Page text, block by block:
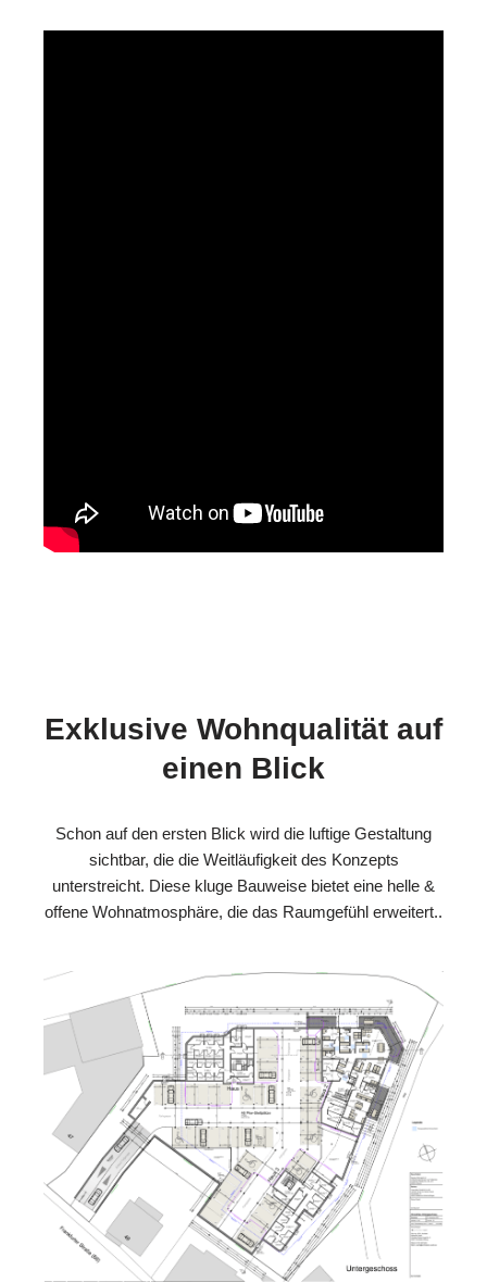
Exklusive Wohnqualität auf
einen Blick
Schon auf den ersten Blick wird die luftige Gestaltung
sichtbar, die die Weitläufigkeit des Konzepts
unterstreicht. Diese kluge Bauweise bietet eine helle &
offene Wohnatmosphäre, die das Raumgefühl erweitert..